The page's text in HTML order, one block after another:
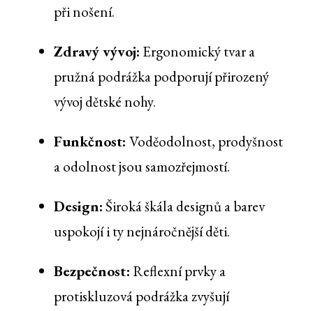
při nošení.
Zdravý vývoj: Ergonomický tvar a
pružná podrážka podporují přirozený
vývoj dětské nohy.
Funkčnost: Voděodolnost, prodyšnost
a odolnost jsou samozřejmostí.
Design:Široká škála designů a barev
uspokojí i ty nejnáročnější děti.
Bezpečnost: Reflexní prvky a
protiskluzová podrážka zvyšují